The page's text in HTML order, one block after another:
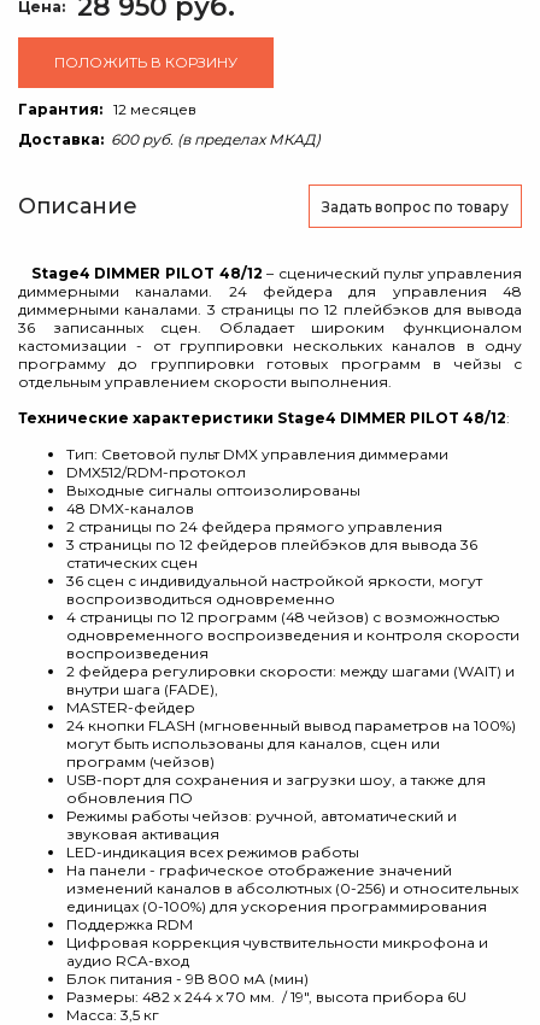
Цена: 28 950 руб.
ПОЛОЖИТЬ В КОРЗИНУ
Гарантия: 12 месяцев
Доставка: 600 руб. (в пределах МКАД)
Описание Задать вопрос по товару
Stage4 DIMMER PILOT 48/12 – сценический пульт управления
диммерными каналами. 24 фейдера для управления 48
диммерными каналами. 3 страницы по 12 плейбэков для вывода
36 записанных сцен. Обладает широким функционалом
кастомизации - от группировки нескольких каналов в одну
программу до группировки готовых программ в чейзы с
отдельным управлением скорости выполнения.
Технические характеристики Stage4 DIMMER PILOT 48/12:
Тип: Световой пульт DMX управления диммерами
DMX512/RDM-протокол
Выходные сигналы оптоизолированы
48 DMX-каналов
2 страницы по 24 фейдера прямого управления
3 страницы по 12 фейдеров плейбэков для вывода 36
статических сцен
36 сцен с индивидуальной настройкой яркости, могут
воспроизводиться одновременно
4 страницы по 12 программ (48 чейзов) с возможностью
одновременного воспроизведения и контроля скорости
воспроизведения
2 фейдера регулировки скорости: между шагами (WAIT) и
внутри шага (FADE),
MASTER-фейдер
24 кнопки FLASH (мгновенный вывод параметров на 100%)
могут быть использованы для каналов, сцен или
программ (чейзов)
USB-порт для сохранения и загрузки шоу, а также для
обновления ПО
Режимы работы чейзов: ручной, автоматический и
звуковая активация
LED-индикация всех режимов работы
На панели - графическое отображение значений
изменений каналов в абсолютных (0-256) и относительных
единицах (0-100%) для ускорения программирования
Поддержка RDM
Цифровая коррекция чувствительности микрофона и
аудио RCA-вход
Блок питания - 9В 800 мА (мин)
Размеры: 482 х 244 х 70 мм. / 19", высота прибора 6U
Масса: 3,5 кг